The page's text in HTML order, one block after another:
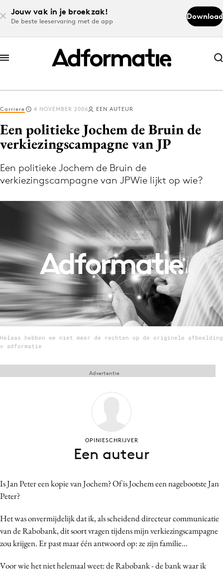
Jouw vak in je broekzak!
De beste leeservaring met de app
Download
Abonneer nu
Abonneer nu
Log in
Download de app
Volg het laatste nieuws via de Adformatie
Nieuws app
Menu
Home
9 sept: GenAI-training
12 nov: MarketingLive!
Adverteren
Events
Carriere
Contentmarketing
Craft
Customer Experience
Data & Insights
Carriere 4 NOVEMBER 2006 EEN AUTEUR
Een politieke Jochem de Bruin de
verkiezingscampagne van JP
Een politieke Jochem de Bruin de
verkiezingscampagne van JPWie lijkt op wie?
Helaas hebben we niet meer de rechten op de originele afbeelding
© adformatie
Is Jan Peter een kopie van Jochem? Of is Jochem een nagebootste Jan
Peter?
Het was onvermijdelijk dat ik, als scheidend directeur communicatie
van de Rabobank, dit soort vragen tijdens mijn verkiezingscampagne
zou krijgen. Er past maar één antwoord op: ze zijn familie…
Voor wie het niet helemaal weet: de Rabobank - de bank waar ik
Advertentie
OPINIESCHRIJVER
Een auteur